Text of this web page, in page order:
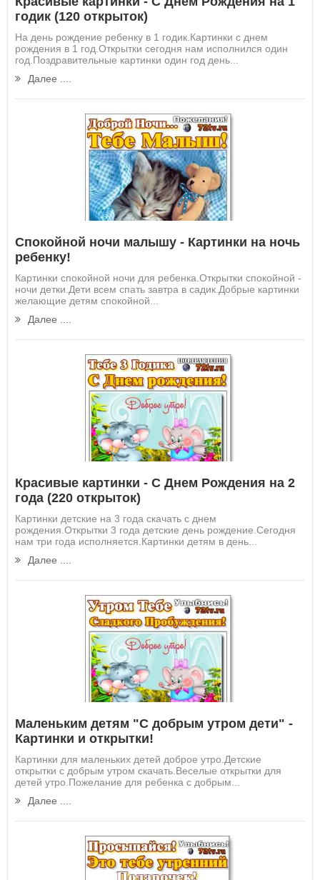
годик (120 открыток)
На день рождение ребенку в 1 годик.Картинки с днем
рождения в 1 год.Открытки сегодня нам исполнился один
год.Поздравительные картинки один год день...
Далее ....
Спокойной ночи малышу - Картинки на ночь
ребенку!
Картинки спокойной ночи для ребенка.Открытки спокойной -
ночи детки.Дети всем спать завтра в садик.Добрые картинки
желающие детям спокойной...
Далее ....
Красивые картинки - С Днем Рождения на 2
года (220 открыток)
Картинки детские на 3 года скачать с днем
рождения.Открытки 3 года детские день рождение.Сегодня
нам три года исполняется.Картинки детям в день...
Далее ....
Маленьким детям "С добрым утром дети" -
Картинки и открытки!
Картинки для маленьких детей доброе утро.Детские
открытки с добрым утром скачать.Веселые открытки для
детей утро.Пожелание для ребенка с добрым...
Далее ....